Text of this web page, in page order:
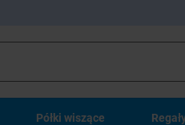
Półki wiszące